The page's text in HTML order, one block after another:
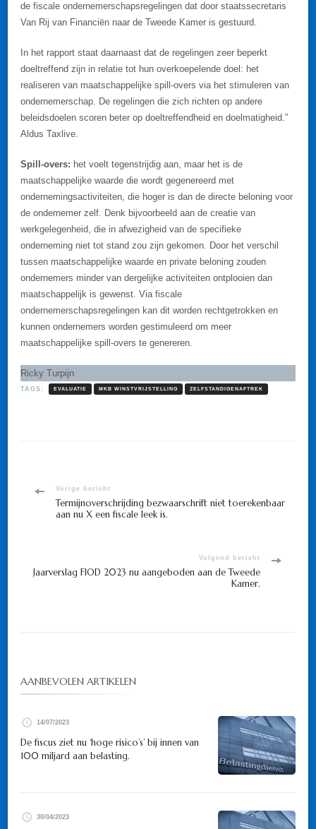
de fiscale ondernemerschapsregelingen dat door staatssecretaris
Van Rij van Financiën naar de Tweede Kamer is gestuurd.
In het rapport staat daarnaast dat de regelingen zeer beperkt
doeltreffend zijn in relatie tot hun overkoepelende doel: het
realiseren van maatschappelijke spill-overs via het stimuleren van
ondernemerschap. De regelingen die zich richten op andere
beleidsdoelen scoren beter op doeltreffendheid en doelmatigheid.”
Aldus Taxlive.
Spill-overs: het voelt tegenstrijdig aan, maar het is de
maatschappelijke waarde die wordt gegenereerd met
ondernemingsactiviteiten, die hoger is dan de directe beloning voor
de ondernemer zelf. Denk bijvoorbeeld aan de creatie van
werkgelegenheid, die in afwezigheid van de specifieke
onderneming niet tot stand zou zijn gekomen. Door het verschil
tussen maatschappelijke waarde en private beloning zouden
ondernemers minder van dergelijke activiteiten ontplooien dan
maatschappelijk is gewenst. Via fiscale
ondernemerschapsregelingen kan dit worden rechtgetrokken en
kunnen ondernemers worden gestimuleerd om meer
maatschappelijke spill-overs te genereren.
Ricky Turpijn
TAGS: EVALUATIE MKB WINSTVRIJSTELLING ZELFSTANDIGENAFTREK
Bericht
navigatie
Vorige bericht
Termijnoverschrijding bezwaarschrift niet toerekenbaar
aan nu X een fiscale leek is.
Volgend bericht
Jaarverslag FIOD 2023 nu aangeboden aan de Tweede
Kamer.
AANBEVOLEN ARTIKELEN
14/07/2023
De fiscus ziet nu ‘hoge risico’s’ bij innen van
100 miljard aan belasting.
30/04/2023